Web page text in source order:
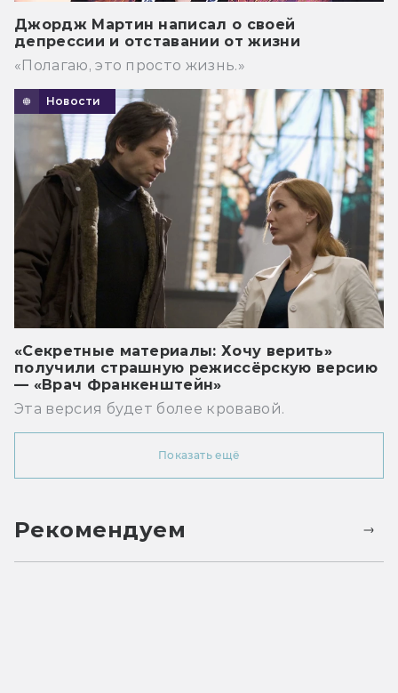
Джордж Мартин написал о своей
депрессии и отставании от жизни
«Полагаю, это просто жизнь.»
Новости
«Секретные материалы: Хочу верить»
получили страшную режиссёрскую версию
— «Врач Франкенштейн»
Эта версия будет более кровавой.
Показать ещё
Рекомендуем